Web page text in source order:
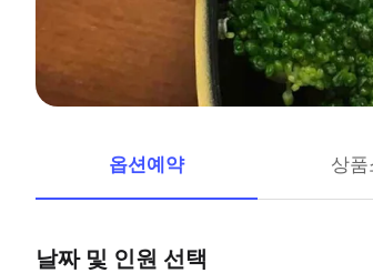
옵션예약 상품
날짜 및 인원 선택